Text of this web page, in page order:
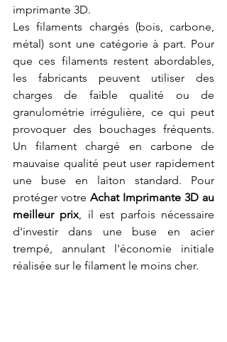
imprimante 3D.
Les filaments chargés (bois, carbone,
métal) sont une catégorie à part. Pour
que ces filaments restent abordables,
les fabricants peuvent utiliser des
charges de faible qualité ou de
granulométrie irrégulière, ce qui peut
provoquer des bouchages fréquents.
Un filament chargé en carbone de
mauvaise qualité peut user rapidement
une buse en laiton standard. Pour
protéger votre Achat Imprimante 3D au
meilleur prix, il est parfois nécessaire
d'investir dans une buse en acier
trempé, annulant l'économie initiale
réalisée sur le filament le moins cher.